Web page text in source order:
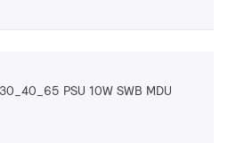
PSU 10W SWB MDU